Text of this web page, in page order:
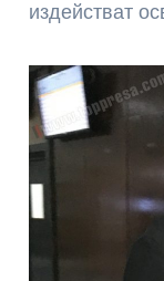
издействат